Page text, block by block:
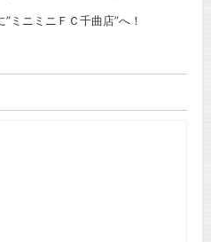
ミニミニＦＣ千曲店”へ！